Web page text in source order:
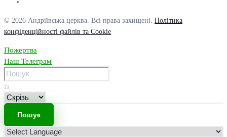
© 2026 Андріївська церква. Всі права захищені. Політика
конфіденційності файлів та Cookie
Пожертва
Наш Телеграм
із